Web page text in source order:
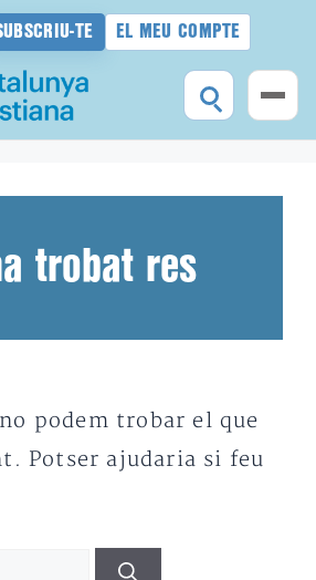
TE EL MEU COMPTE
trobat res
podem trobar el que
Potser ajudaria si feu